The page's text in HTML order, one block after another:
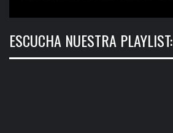
ESCUCHA NUESTRA PLAYLIST: